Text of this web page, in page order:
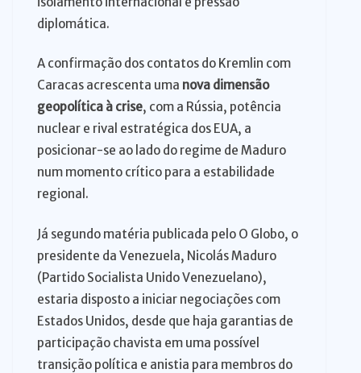
diplomática.
A confirmação dos contatos do Kremlin com
Caracas acrescenta uma nova dimensão
geopolítica à crise, com a Rússia, potência
nuclear e rival estratégica dos EUA, a
posicionar-se ao lado do regime de Maduro
num momento crítico para a estabilidade
regional.
Já segundo matéria publicada pelo O Globo, o
presidente da Venezuela, Nicolás Maduro
(Partido Socialista Unido Venezuelano),
estaria disposto a iniciar negociações com
Estados Unidos, desde que haja garantias de
participação chavista em uma possível
transição política e anistia para membros do